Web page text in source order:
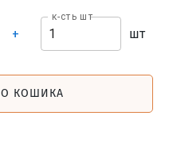
+
к-сть шт
шт
КОШИКА